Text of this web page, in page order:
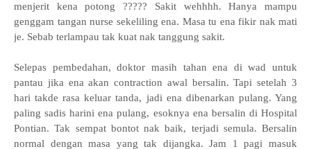
menjerit kena potong ????? Sakit wehhhh. Hanya mampu
genggam tangan nurse sekeliling ena. Masa tu ena fikir nak mati
je. Sebab terlampau tak kuat nak tanggung sakit.
Selepas pembedahan, doktor masih tahan ena di wad untuk
pantau jika ena akan contraction awal bersalin. Tapi setelah 3
hari takde rasa keluar tanda, jadi ena dibenarkan pulang. Yang
paling sadis harini ena pulang, esoknya ena bersalin di Hospital
Pontian. Tak sempat bontot nak baik, terjadi semula. Bersalin
normal dengan masa yang tak dijangka. Jam 1 pagi masuk